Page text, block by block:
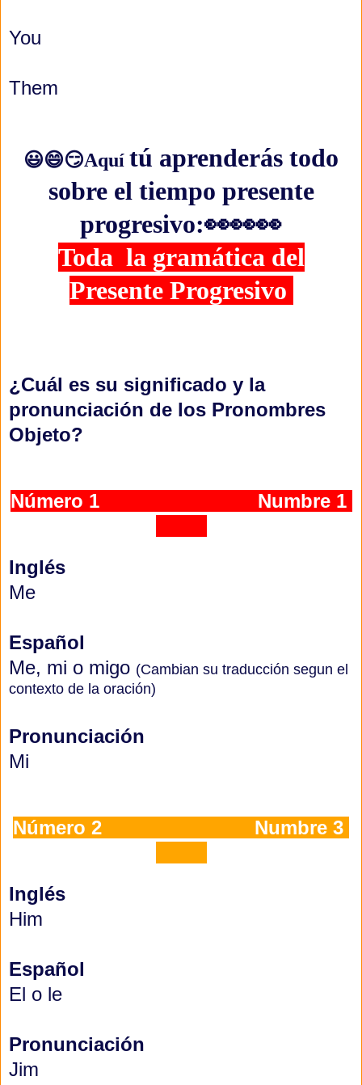
You
Them
😃😄😏Aquí tú aprenderás todo
sobre el tiempo presente
progresivo:👀👀👀
Toda la gramática del
Presente Progresivo
¿ Cuál es su significado y la
pronunciación de los Pronombres
Objeto?
Número 1 Numbre 1
Inglés
Me
Español
Me, mi o migo (Cambian su traducción segun el
contexto de la oración)
Pronunciación
Mi
Número 2 Numbre 3
Inglés
Him
Español
El o le
Pronunciación
Jim